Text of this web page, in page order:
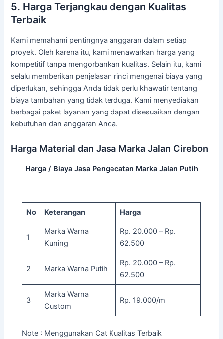
5. Harga Terjangkau dengan Kualitas
Terbaik
Kami memahami pentingnya anggaran dalam setiap
proyek. Oleh karena itu, kami menawarkan harga yang
kompetitif tanpa mengorbankan kualitas. Selain itu, kami
selalu memberikan penjelasan rinci mengenai biaya yang
diperlukan, sehingga Anda tidak perlu khawatir tentang
biaya tambahan yang tidak terduga. Kami menyediakan
berbagai paket layanan yang dapat disesuaikan dengan
kebutuhan dan anggaran Anda.
Harga Material dan Jasa Marka Jalan Cirebon
Harga / Biaya Jasa Pengecatan Marka Jalan Putih
No Keterangan Harga
1
Marka Warna
Kuning
Rp. 20.000 – Rp.
62.500
2 Marka Warna Putih
Rp. 20.000 – Rp.
62.500
3
Marka Warna
Custom
Rp. 19.000/m
Note : Menggunakan Cat Kualitas Terbaik